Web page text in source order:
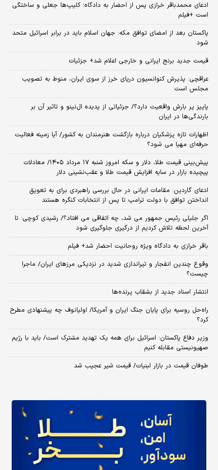
ادعای محمدباقر خرازی پس از احضار به دادگاه؛ کلیپ‌ها جعلی و ساختگی
است +فیلم
پاکستان بعد از امضای توافق مکه: جهان اسلام باید در برابر اسرائیل متحد
شود
قیمت جدید برنج ایرانی و خارجی اعلام شد+ جزئیات
عراقچی: پذیرش کنوانسیون دریای خرز از سوی ایران، منوط به تصویب
مجلس است
پاییز پر بارش واقعیت دارد؟/ جزئیاتی از پدیده ال‌نینو و تاثیر آن بر
بارندگی‌ها در ایران
اظهارات تازه پزشکیان درباره بازگشت هنرمندان به کشور/ آیا زمینه فعالیت
حرفه‌ای مهیا می شود؟
پیش‌بینی قیمت طلا، دلار و سکه امروز شنبه ۱۷ مرداد ۱۴۰۵/ معادلات
پیچیده بازار در سایه افزایش قیمت طلا و عقب‌نشینی دلار
ادعای گاردین: مقامات ایرانی در حال بررسی راهبردی برای به تعویق
انداختن توافق با دولت ترامپ تا پس از انتخابات کنگره هستند
اگر جلیلی رئیس جمهور می شد، چه اتفاقی می افتاد؟/ رشیدی کوچی: تا
آخرین لحظه تلاش کردیم از درگیری جلوگیری شود
باقر خرازی به دادگاه ویژه روحانیت احضار شد+ فیلم
وقوع چندین انفجار و تیراندازی شدید در نزدیکی مرز‌های ایران/ ماجرا
چیست؟
انتشار اسناد جدید از بشقاب پرنده‌ها
راه‌حل روسیه برای پایان جنگ ایران و آمریکا/ اولیانوف چه پیشنهادی مطرح
کرد؟
وزیر دفاع پاکستان: اسرائیل برای همه یک تهدید مشترک است/ باید با رژیم
صهیونیستی مقابله کنیم
طوفان قیمت در بازار لبنیات/ قیمت شیر عجیب شد